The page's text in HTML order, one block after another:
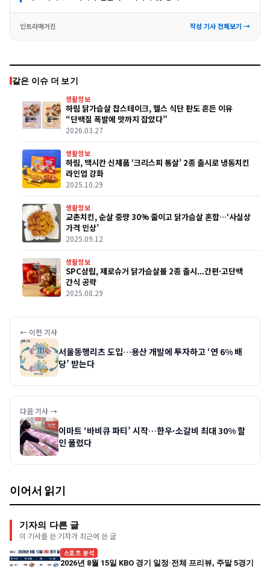
인트라매거진 작성 기사 전체보기 →
같은 이슈 더 보기
생활정보
하림 닭가슴살 찹스테이크, 헬스 식단 판도 흔든 이유
“단백질 폭발에 맛까지 잡았다”
2026.03.27
생활정보
하림, 맥시칸 신제품 ‘크리스피 통살’ 2종 출시로 냉동치킨
라인업 강화
2025.10.29
생활정보
교촌치킨, 순살 중량 30% 줄이고 닭가슴살 혼합…‘사실상
가격 인상’
2025.09.12
생활정보
SPC삼립, 제로슈거 닭가슴살볼 2종 출시...간편·고단백
간식 공략
2025.08.29
← 이전 기사
서울동행리츠 도입…용산 개발에 투자하고 ‘연 6% 배
당’ 받는다
다음 기사 →
이마트 ‘바비큐 파티’ 시작…한우·소갈비 최대 30% 할
인 풀렸다
이어서 읽기
기자의 다른 글
이 기사를 쓴 기자가 최근에 쓴 글
스포츠 분석
2026년 8월 15일 KBO 경기 일정·전체 프리뷰, 주말 5경기